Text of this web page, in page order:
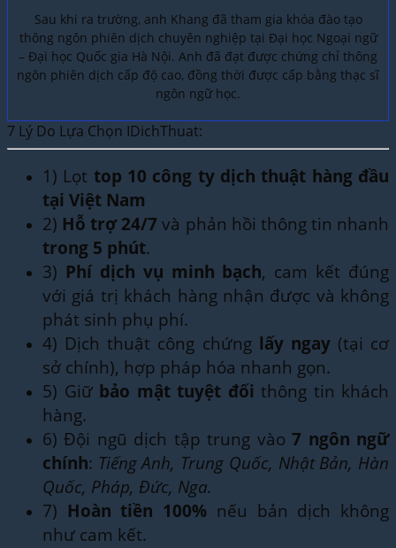
Sau khi ra trường, anh Khang đã tham gia khóa đào tạo
thông ngôn phiên dịch chuyên nghiệp tại Đại học Ngoại ngữ
– Đại học Quốc gia Hà Nội. Anh đã đạt được chứng chỉ thông
ngôn phiên dịch cấp độ cao, đồng thời được cấp bằng thạc sĩ
ngôn ngữ học.
7 Lý Do Lựa Chọn IDichThuat:
1) Lọt top 10 công ty dịch thuật hàng đầu
tại Việt Nam
2) Hỗ trợ 24/7 và phản hồi thông tin nhanh
trong 5 phút.
3) Phí dịch vụ minh bạch, cam kết đúng
với giá trị khách hàng nhận được và không
phát sinh phụ phí.
4) Dịch thuật công chứng lấy ngay(tại cơ
sở chính), hợp pháp hóa nhanh gọn.
5) Giữ bảo mật tuyệt đối thông tin khách
hàng.
6) Đội ngũ dịch tập trung vào7 ngôn ngữ
chính: Tiếng Anh, Trung Quốc, Nhật Bản, Hàn
Quốc, Pháp, Đức, Nga.
7) Hoàn tiền 100% nếu bản dịch không
như cam kết.